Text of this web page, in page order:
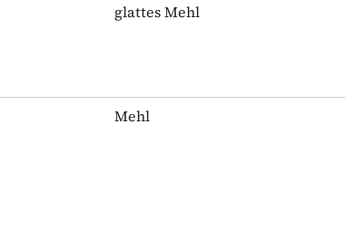
glattes Mehl
Mehl